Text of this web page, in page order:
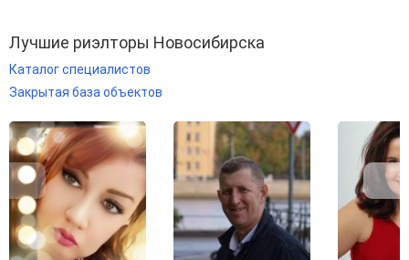
Лучшие риэлторы Новосибирска
Каталог специалистов
Закрытая база объектов